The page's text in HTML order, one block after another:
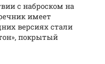
с наброском на
имеет
версиях стали
покрытый